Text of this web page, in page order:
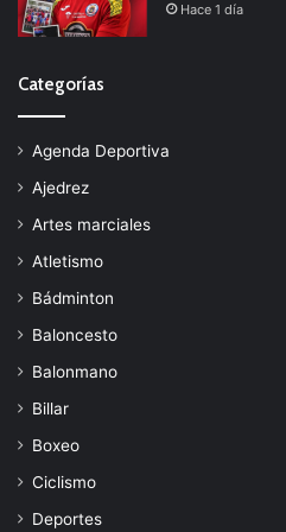
Hace 1 día
Categorías
Agenda Deportiva
Ajedrez
Artes marciales
Atletismo
Bádminton
Baloncesto
Balonmano
Billar
Boxeo
Ciclismo
Deportes